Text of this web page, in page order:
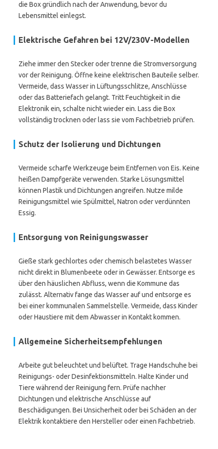
die Box gründlich nach der Anwendung, bevor du
Lebensmittel einlegst.
Elektrische Gefahren bei 12V/230V-Modellen
Ziehe immer den Stecker oder trenne die Stromversorgung
vor der Reinigung. Öffne keine elektrischen Bauteile selber.
Vermeide, dass Wasser in Lüftungsschlitze, Anschlüsse
oder das Batteriefach gelangt. Tritt Feuchtigkeit in die
Elektronik ein, schalte nicht wieder ein. Lass die Box
vollständig trocknen oder lass sie vom Fachbetrieb prüfen.
Schutz der Isolierung und Dichtungen
Vermeide scharfe Werkzeuge beim Entfernen von Eis. Keine
heißen Dampfgeräte verwenden. Starke Lösungsmittel
können Plastik und Dichtungen angreifen. Nutze milde
Reinigungsmittel wie Spülmittel, Natron oder verdünnten
Essig.
Entsorgung von Reinigungswasser
Gieße stark gechlortes oder chemisch belastetes Wasser
nicht direkt in Blumenbeete oder in Gewässer. Entsorge es
über den häuslichen Abfluss, wenn die Kommune das
zulässt. Alternativ fange das Wasser auf und entsorge es
bei einer kommunalen Sammelstelle. Vermeide, dass Kinder
oder Haustiere mit dem Abwasser in Kontakt kommen.
Allgemeine Sicherheitsempfehlungen
Arbeite gut beleuchtet und belüftet. Trage Handschuhe bei
Reinigungs- oder Desinfektionsmitteln. Halte Kinder und
Tiere während der Reinigung fern. Prüfe nachher
Dichtungen und elektrische Anschlüsse auf
Beschädigungen. Bei Unsicherheit oder bei Schäden an der
Elektrik kontaktiere den Hersteller oder einen Fachbetrieb.